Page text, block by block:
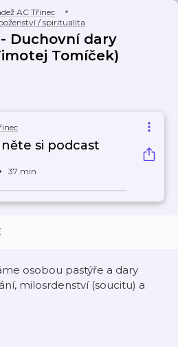
AC Třinec
/ spiritualita
Duchovní dary
Tomíček)
si podcast
37 min
osobou pastýře a dary
milosrdenství (soucitu) a